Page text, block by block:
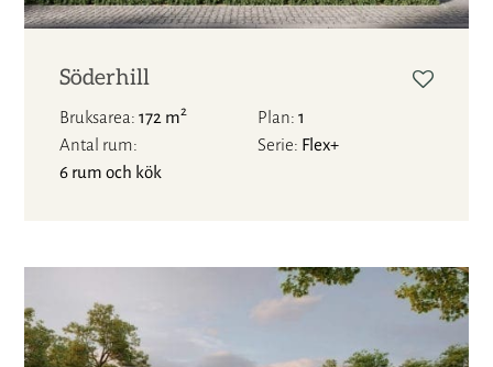
Söderhill
Bruksarea 172 m2 Plan 1
Antal rum
6 rum och kök
Serie Flex+